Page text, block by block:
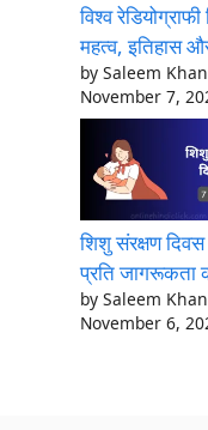
विश्व
महत्व, इतिहास
by Saleem Khan
November 7,
शिशु संरक्षण
प्रति जागरूकता
by Saleem Khan
November 6,